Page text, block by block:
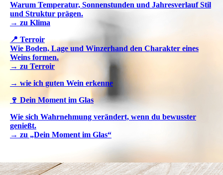
Warum Temperatur, Sonnenstunden und Jahresverlauf Stil
und Struktur prägen.
→ zu Klima
📍 Terroir
Wie Boden, Lage und Winzerhand den Charakter eines
Weins formen.
→ zu Terroir
→ wie ich guten Wein erkenne
🍷 Dein Moment im Glas
Wie sich Wahrnehmung verändert, wenn du bewusster
genießt.
→ zu „Dein Moment im Glas“